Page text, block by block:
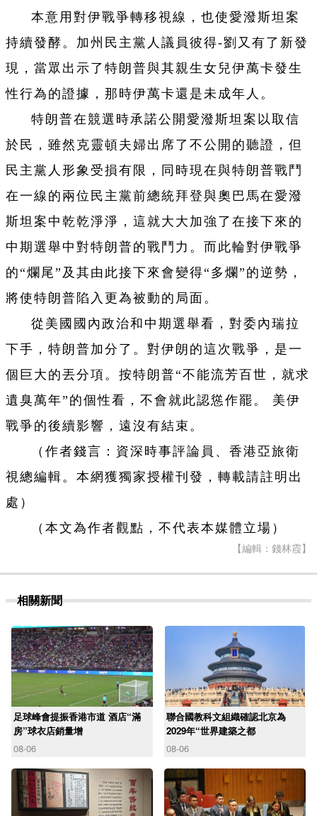
本意用對伊戰爭轉移視線，也使愛潑斯坦案
持續發酵。加州民主黨人議員彼得-劉又有了新發
現，當眾出示了特朗普與其親生女兒伊萬卡發生
性行為的證據，那時伊萬卡還是未成年人。
特朗普在競選時承諾公開愛潑斯坦案以取信
於民，雖然克靈頓夫婦出席了不公開的聽證，但
民主黨人形象受損有限，同時現在與特朗普戰鬥
在一線的兩位民主黨前總統拜登與奧巴馬在愛潑
斯坦案中乾乾淨淨，這就大大加強了在接下來的
中期選舉中對特朗普的戰鬥力。而此輪對伊戰爭
的“爛尾”及其由此接下來會變得“多爛”的逆勢，
將使特朗普陷入更為被動的局面。
從美國國內政治和中期選舉看，對委內瑞拉
下手，特朗普加分了。對伊朗的這次戰爭，是一
個巨大的丟分項。按特朗普“不能流芳百世，就求
遺臭萬年”的個性看，不會就此認慫作罷。 美伊
戰爭的後續影響，遠沒有結束。
（作者錢言：資深時事評論員、香港亞旅衛
視總編輯。本網獲獨家授權刊發，轉載請註明出
處）
（本文為作者觀點，不代表本媒體立場）
【編輯：錢林霞】
相關新聞
足球峰會提振香港市道 酒店“滿
房”球衣店銷量增
08-06
聯合國教科文組織確認北京為
2029年“世界建築之都
08-06